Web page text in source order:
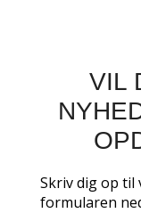
VIL
Skriv dig op til
formularen